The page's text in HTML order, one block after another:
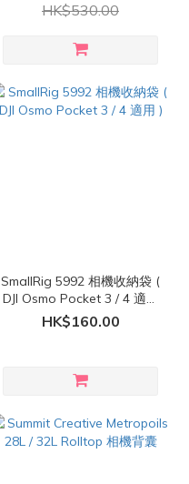
HK$530.00
SmallRig 5992 相機收納袋 (
DJI Osmo Pocket 3 / 4 適用
)
HK$160.00